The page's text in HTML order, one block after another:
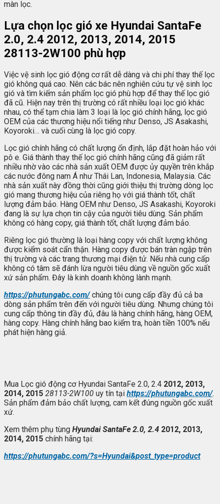
màn lọc.
Lựa chọn lọc gió xe Hyundai SantaFe
2.0, 2.4 2012, 2013, 2014, 2015
28113-2W100 phù hợp
Việc vệ sinh lọc gió động cơ rất dễ dàng và chi phí thay thế lọc
gió không quá cao. Nên các bác nên nghiên cứu tự vệ sinh lọc
gió và tìm kiếm sản phẩm lọc gió phù hợp để thay thế lọc gió
đã cũ. Hiện nay trên thị trường có rất nhiều loại lọc gió khác
nhau, có thể tạm chia làm 3 loại là lọc gió chính hãng, lọc gió
OEM của các thương hiệu nổi tiếng như Denso, JS Asakashi,
Koyoroki… và cuối cùng là lọc gió copy.
Lọc gió chính hãng có chất lượng ổn định, lắp đặt hoàn hảo với
pô e. Giá thành thay thế lọc gió chính hãng cũng đã giảm rất
nhiều nhờ vào các nhà sản xuất OEM được ủy quyền trên khắp
các nước đông nam Á như Thái Lan, Indonesia, Malaysia. Các
nhà sản xuất này đồng thời cũng giới thiệu thị trường dòng lọc
gió mang thương hiệu của riêng họ với giá thành tốt, chất
lượng đảm bảo. Hàng OEM như Denso, JS Asakashi, Koyoroki
đang là sự lựa chọn tin cậy của người tiêu dùng. Sản phẩm
không có hàng copy, giá thành tốt, chất lượng đảm bảo.
Riêng lọc gió thường là loại hàng copy với chất lượng không
được kiểm soát cẩn thận. Hàng copy được bán tràn ngập trên
thị trường và các trang thương mại điện tử. Nếu nhà cung cấp
không có tâm sẽ đánh lừa người tiêu dùng về nguồn gốc xuất
xứ sản phẩm. Đây là kinh doanh không lành mạnh.
https://phutungabc.com/chúng tôi cung cấp đầy đủ cả ba
dòng sản phẩm trên đến với người tiêu dùng. Nhưng chúng tôi
cung cấp thông tin đầy đủ, đâu là hàng chính hãng, hàng OEM,
hàng copy. Hàng chính hãng bao kiểm tra, hoàn tiền 100% nếu
phát hiện hàng giả.
Mua Lọc gió động cơ Hyundai SantaFe 2.0, 2.4 2012, 2013,
2014, 2015 28113-2W100 uy tín tại https://phutungabc.com/.
Sản phẩm đảm bảo chất lượng, cam kết đúng nguồn gốc xuất
xứ.
Xem thêm phụ tùng Hyundai SantaFe 2.0, 2.4 2012, 2013,
2014, 2015 chính hãng tại:
https://phutungabc.com/?s=Hyundai&post_type=product